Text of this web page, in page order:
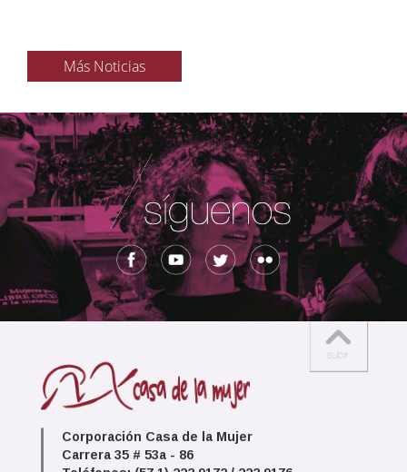
Más Noticias
Corporación Casa de la Mujer
Carrera 35 # 53a - 86